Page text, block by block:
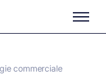
commerciale